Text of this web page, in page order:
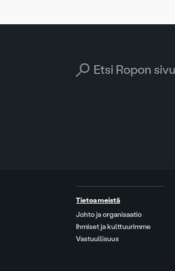
Search for:
Tietoa meistä
Johto ja organisaatio
Ihmiset ja kulttuurimme
Vastuullisuus